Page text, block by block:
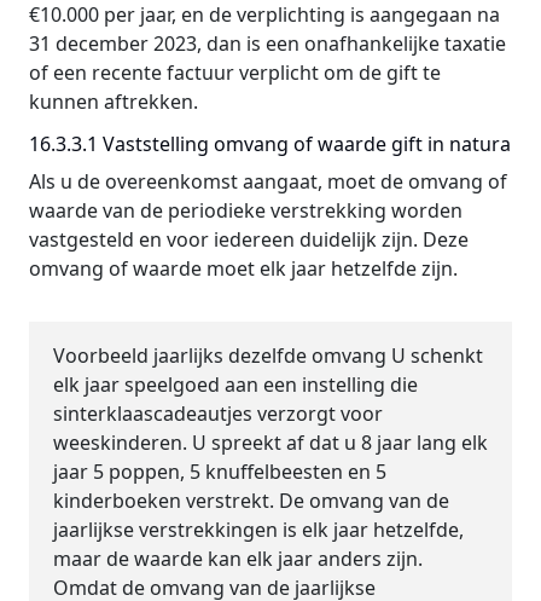
€10.000 per jaar, en de verplichting is aangegaan na
31 december 2023, dan is een onafhankelijke taxatie
of een recente factuur verplicht om de gift te
kunnen aftrekken.
16.3.3.1 Vaststelling omvang of waarde gift in natura
Als u de overeenkomst aangaat, moet de omvang of
waarde van de periodieke verstrekking worden
vastgesteld en voor iedereen duidelijk zijn. Deze
omvang of waarde moet elk jaar hetzelfde zijn.
Voorbeeld jaarlijks dezelfde omvang U schenkt
elk jaar speelgoed aan een instelling die
sinterklaascadeautjes verzorgt voor
weeskinderen. U spreekt af dat u 8 jaar lang elk
jaar 5 poppen, 5 knuffelbeesten en 5
kinderboeken verstrekt. De omvang van de
jaarlijkse verstrekkingen is elk jaar hetzelfde,
maar de waarde kan elk jaar anders zijn.
Omdat de omvang van de jaarlijkse